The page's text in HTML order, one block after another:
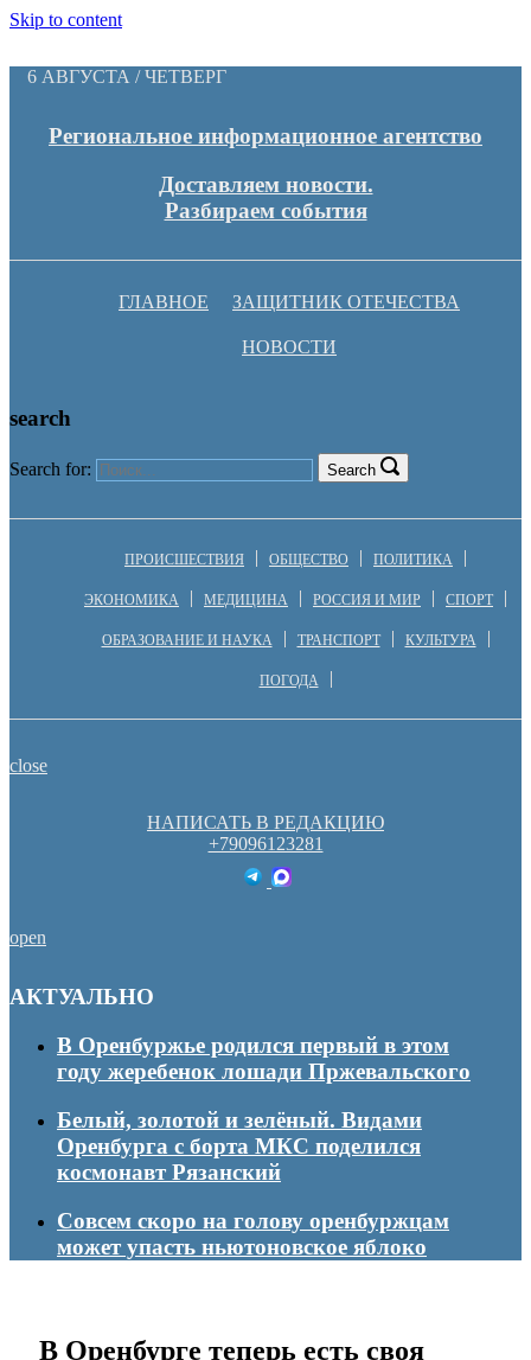
Skip to content
6 АВГУСТА / ЧЕТВЕРГ
Региональное информационное агентство
Доставляем новости.
Разбираем события
ГЛАВНОЕ ЗАЩИТНИК ОТЕЧЕСТВА
НОВОСТИ
search
Search for: Search
ПРОИСШЕСТВИЯ ОБЩЕСТВО ПОЛИТИКА
ЭКОНОМИКА МЕДИЦИНА РОССИЯ И МИР СПОРТ
ОБРАЗОВАНИЕ И НАУКА ТРАНСПОРТ КУЛЬТУРА
ПОГОДА
close
НАПИСАТЬ В РЕДАКЦИЮ
+79096123281
open
АКТУАЛЬНО
В Оренбуржье родился первый в этом
году жеребенок лошади Пржевальского
Белый, золотой и зелёный. Видами
Оренбурга с борта МКС поделился
космонавт Рязанский
Совсем скоро на голову оренбуржцам
может упасть ньютоновское яблоко
В Оренбурге теперь есть своя